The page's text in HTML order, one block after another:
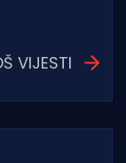
VIJESTI